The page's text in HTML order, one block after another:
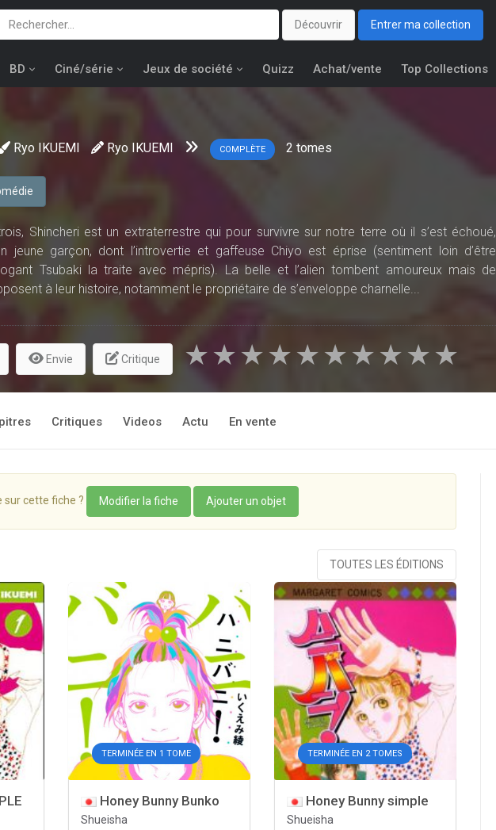
Découvrir Entrer ma collection
BD Ciné/série Jeux de société Quizz Achat/vente Top Collections
Ryo IKUEMI Ryo IKUEMI COMPLÈTE 2 tomes
Shincheri est un extraterrestre qui pour survivre sur notre terre où il s’est échoué,
jeune garçon, dont l’introvertie et gaffeuse Chiyo est éprise (sentiment loin d’être
Tsubaki la traite avec mépris). La belle et l’alien tombent amoureux mais de
à leur histoire, notamment le propriétaire de s’enveloppe charnelle...
Envie Critique ★
★
★
★
★
★
★
★
★
★
Critiques Videos Actu En vente
sur cette fiche ? Modifier la fiche Ajouter un objet
TOUTES LES ÉDITIONS
TERMINÉE EN 1 TOME
Honey Bunny Bunko
Shueisha
TERMINÉE EN 2 TOMES
Honey Bunny simple
Shueisha